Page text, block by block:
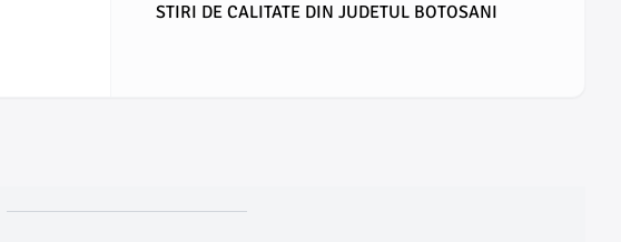
STIRI DE CALITATE DIN JUDETUL BOTOSANI